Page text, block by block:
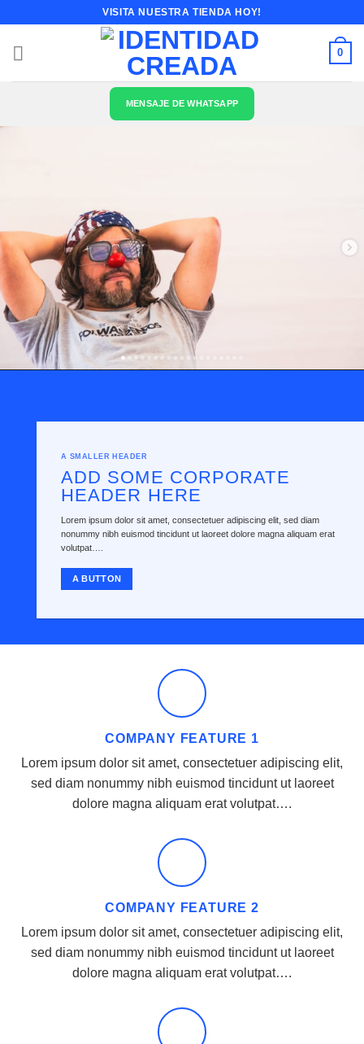
contenido
VISITA NUESTRA TIENDA HOY!
0
MENSAJE DE WHATSAPP
A SMALLER HEADER
ADD SOME CORPORATE
HEADER HERE
Lorem ipsum dolor sit amet, consectetuer adipiscing elit, sed diam
nonummy nibh euismod tincidunt ut laoreet dolore magna aliquam erat
volutpat….
A BUTTON
COMPANY FEATURE 1
Lorem ipsum dolor sit amet, consectetuer adipiscing elit,
sed diam nonummy nibh euismod tincidunt ut laoreet
dolore magna aliquam erat volutpat….
COMPANY FEATURE 2
Lorem ipsum dolor sit amet, consectetuer adipiscing elit,
sed diam nonummy nibh euismod tincidunt ut laoreet
dolore magna aliquam erat volutpat….